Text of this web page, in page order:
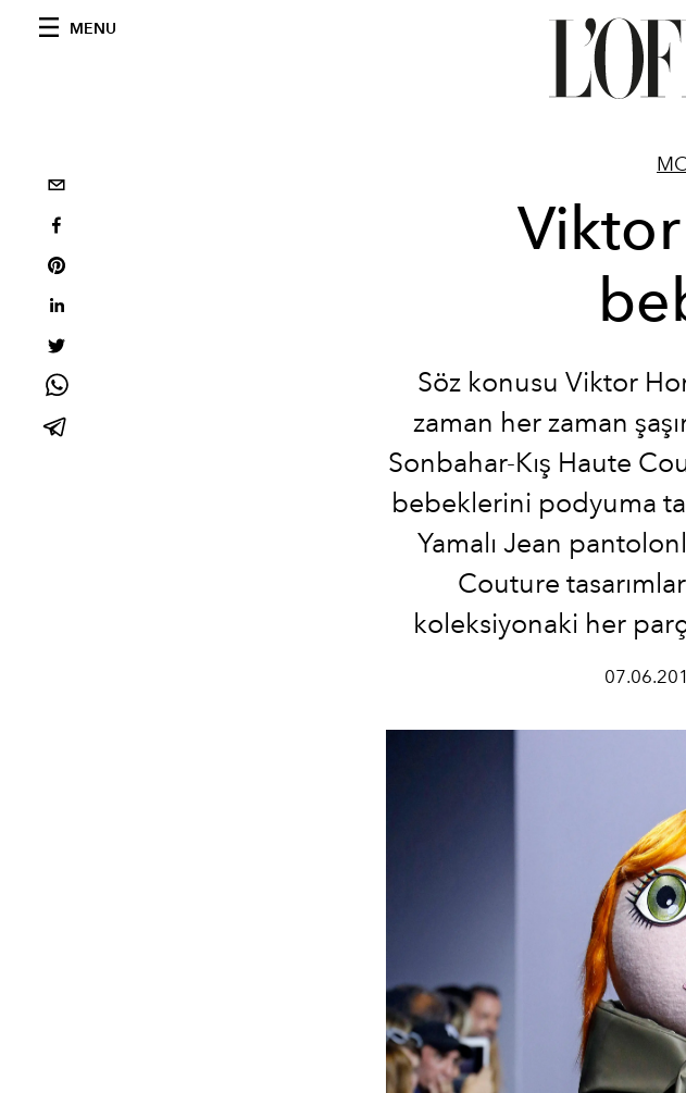
MENU
Söz konusu Viktor
zaman her zaman
Sonbahar-Kış Haute
bebeklerini podyuma
Yamalı Jean
Couture
koleksiyonaki her